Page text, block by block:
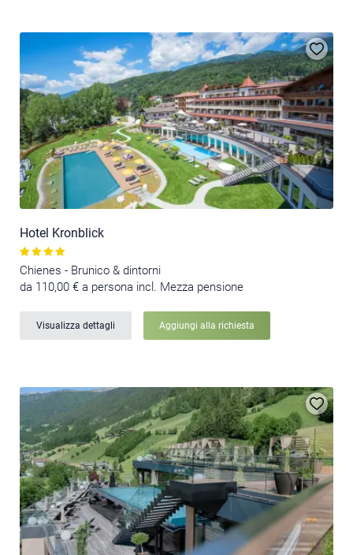
Hotel Kronblick
Chienes - Brunico & dintorni
da 110,00 € a persona incl. Mezza pensione
Visualizza dettagli Aggiungi alla richiesta